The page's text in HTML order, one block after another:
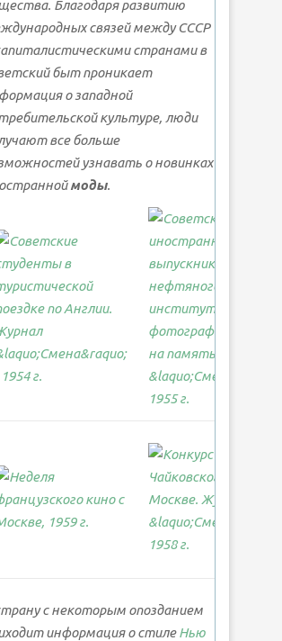
Благодаря развитию
связей между СССР
странами в
быт проникает
о западной
культуре, люди
все больше
узнавать о новинках
моды.
с некоторым опозданием
информация о стилеНью